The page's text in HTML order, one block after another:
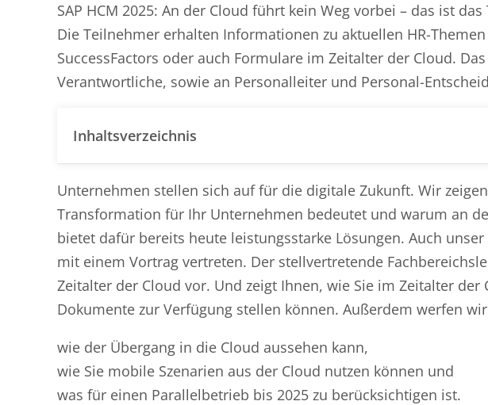
SAP HCM 2025: An der Cloud führt kein Weg vorbei – das ist
Die Teilnehmer erhalten Informationen zu aktuellen HR-Themen
SuccessFactors oder auch Formulare im Zeitalter der Cloud.
Verantwortliche, sowie an Personalleiter und Personal-
Inhaltsverzeichnis
Unternehmen stellen sich auf für die digitale Zukunft. Wir
Transformation für Ihr Unternehmen bedeutet und warum an
bietet dafür bereits heute leistungsstarke Lösungen. Auch
mit einem Vortrag vertreten. Der stellvertretende
Zeitalter der Cloud vor. Und zeigt Ihnen, wie Sie im Zeitalter
Dokumente zur Verfügung stellen können. Außerdem werfen
wie der Übergang in die Cloud aussehen kann,
wie Sie mobile Szenarien aus der Cloud nutzen können und
was für einen Parallelbetrieb bis 2025 zu berücksichtigen ist.